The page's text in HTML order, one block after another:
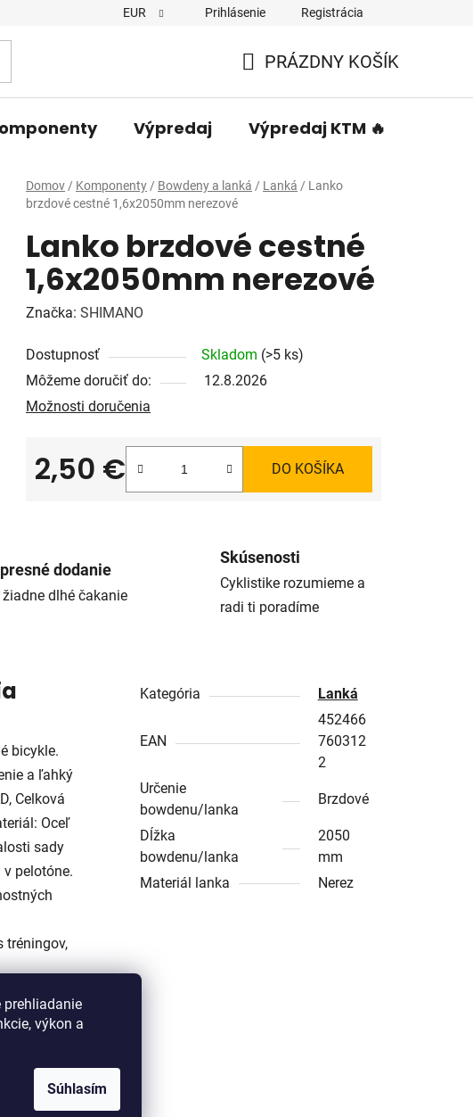
prehliadanie
výkon a
Súhlasím
EUR Prihlásenie Registrácia
KOŠÍK
PRÁZDNY KOŠÍK
Výpredaj Výpredaj KTM 🔥
Domov / Komponenty / Bowdeny a lanká / Lanká / Lanko
brzdové cestné 1,6x2050mm nerezové
Lanko brzdové cestné
1,6x2050mm nerezové
Značka: SHIMANO
Dostupnosť Skladom (>5 ks)
Môžeme doručiť do:
12.8.2026
Možnosti doručenia
2,50 €
Jednotková cena:
DO KOŠÍKA
dodanie
žiadne dlhé čakanie
Skúsenosti
Cyklistike rozumieme a
radi ti poradíme
bicykle.
a ľahký
Celková
Oceľ
sady
pelotóne.
tréningov,
Kategória Lanká
EAN
452466
760312
2
Určenie
bowdenu/lanka
Brzdové
Dĺžka
bowdenu/lanka
2050
mm
Materiál lanka
Nerez